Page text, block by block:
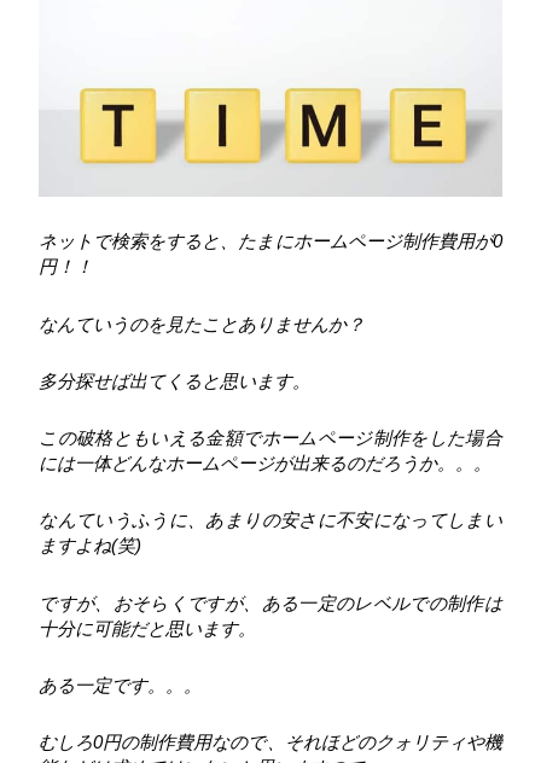
ネットで検索をすると、たまにホームページ制作費用が0
円！！
なんていうのを見たことありませんか？
多分探せば出てくると思います。
この破格ともいえる金額でホームページ制作をした場合
には一体どんなホームページが出来るのだろうか。。。
なんていうふうに、あまりの安さに不安になってしまい
ますよね(笑)
ですが、おそらくですが、ある一定のレベルでの制作は
十分に可能だと思います。
ある一定です。。。
むしろ0円の制作費用なので、それほどのクォリティや機